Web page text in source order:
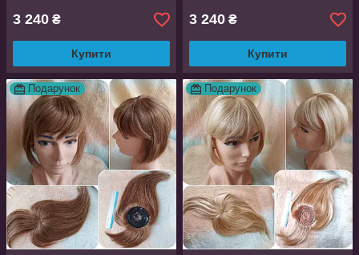
3 240 ₴
Купити
3 240 ₴
Купити
Подарунок Подарунок